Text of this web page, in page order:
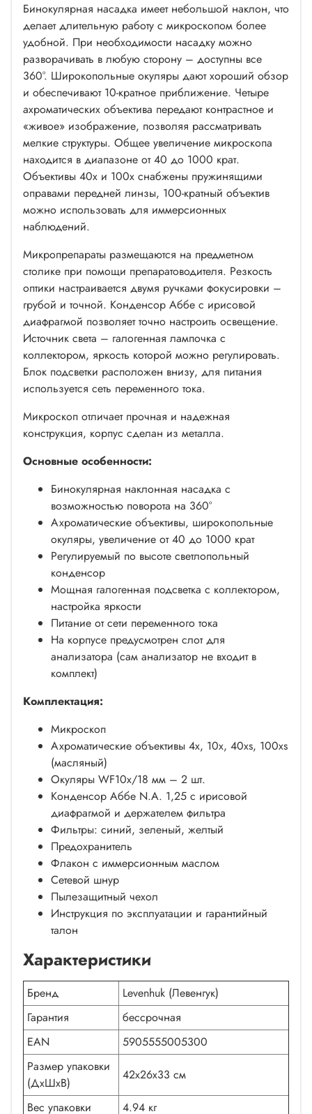
Бинокулярная насадка имеет небольшой наклон, что
делает длительную работу с микроскопом более
удобной. При необходимости насадку можно
разворачивать в любую сторону – доступны все
360°. Широкопольные окуляры дают хороший обзор
и обеспечивают 10-кратное приближение. Четыре
ахроматических объектива передают контрастное и
«живое» изображение, позволяя рассматривать
мелкие структуры. Общее увеличение микроскопа
находится в диапазоне от 40 до 1000 крат.
Объективы 40х и 100х снабжены пружинящими
оправами передней линзы, 100-кратный объектив
можно использовать для иммерсионных
наблюдений.
Микропрепараты размещаются на предметном
столике при помощи препаратоводителя. Резкость
оптики настраивается двумя ручками фокусировки –
грубой и точной. Конденсор Аббе с ирисовой
диафрагмой позволяет точно настроить освещение.
Источник света – галогенная лампочка с
коллектором, яркость которой можно регулировать.
Блок подсветки расположен внизу, для питания
используется сеть переменного тока.
Микроскоп отличает прочная и надежная
конструкция, корпус сделан из металла.
Основные особенности:
Бинокулярная наклонная насадка с
возможностью поворота на 360°
Ахроматические объективы, широкопольные
окуляры, увеличение от 40 до 1000 крат
Регулируемый по высоте светлопольный
конденсор
Мощная галогенная подсветка с коллектором,
настройка яркости
Питание от сети переменного тока
На корпусе предусмотрен слот для
анализатора (сам анализатор не входит в
комплект)
Комплектация:
Микроскоп
Ахроматические объективы 4х, 10x, 40xs, 100хs
(масляный)
Окуляры WF10x/18 мм – 2 шт.
Конденсор Аббе N.A. 1,25 с ирисовой
диафрагмой и держателем фильтра
Фильтры: синий, зеленый, желтый
Предохранитель
Флакон с иммерсионным маслом
Сетевой шнур
Пылезащитный чехол
Инструкция по эксплуатации и гарантийный
талон
Характеристики
Бренд
Levenhuk (Левенгук)
Гарантия
бессрочная
EAN
5905555005300
Размер упаковки
(ДxШxВ)
42x26x33 см
Вес упаковки 4.94 кг